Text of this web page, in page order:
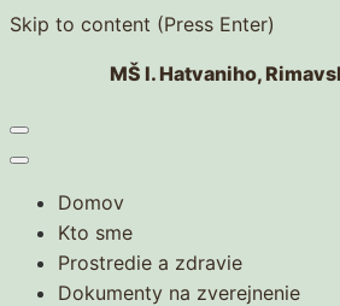
Skip to content (Press Enter)
MŠ I. Hatvaniho,
Domov
Kto sme
Prostredie a zdravie
Dokumenty na zverejnenie